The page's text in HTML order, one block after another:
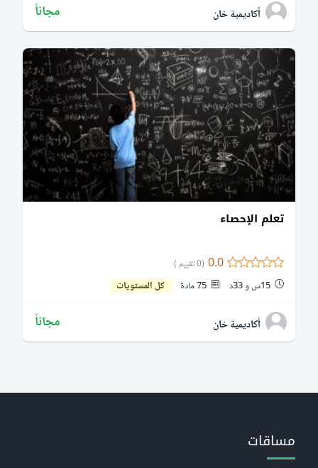
أكاديمية خان مجاناً
تعلم الإحصاء
0.0 (0 تقييم )
15س و 33د 75 مادة كل المستويات
أكاديمية خان مجاناً
مساقات